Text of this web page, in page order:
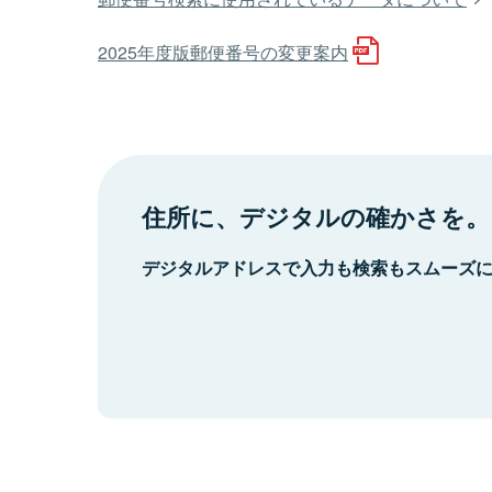
2025年度版郵便番号の変更案内
住所に、デジタルの確かさを。
デジタルアドレスで入力も検索もスムーズ